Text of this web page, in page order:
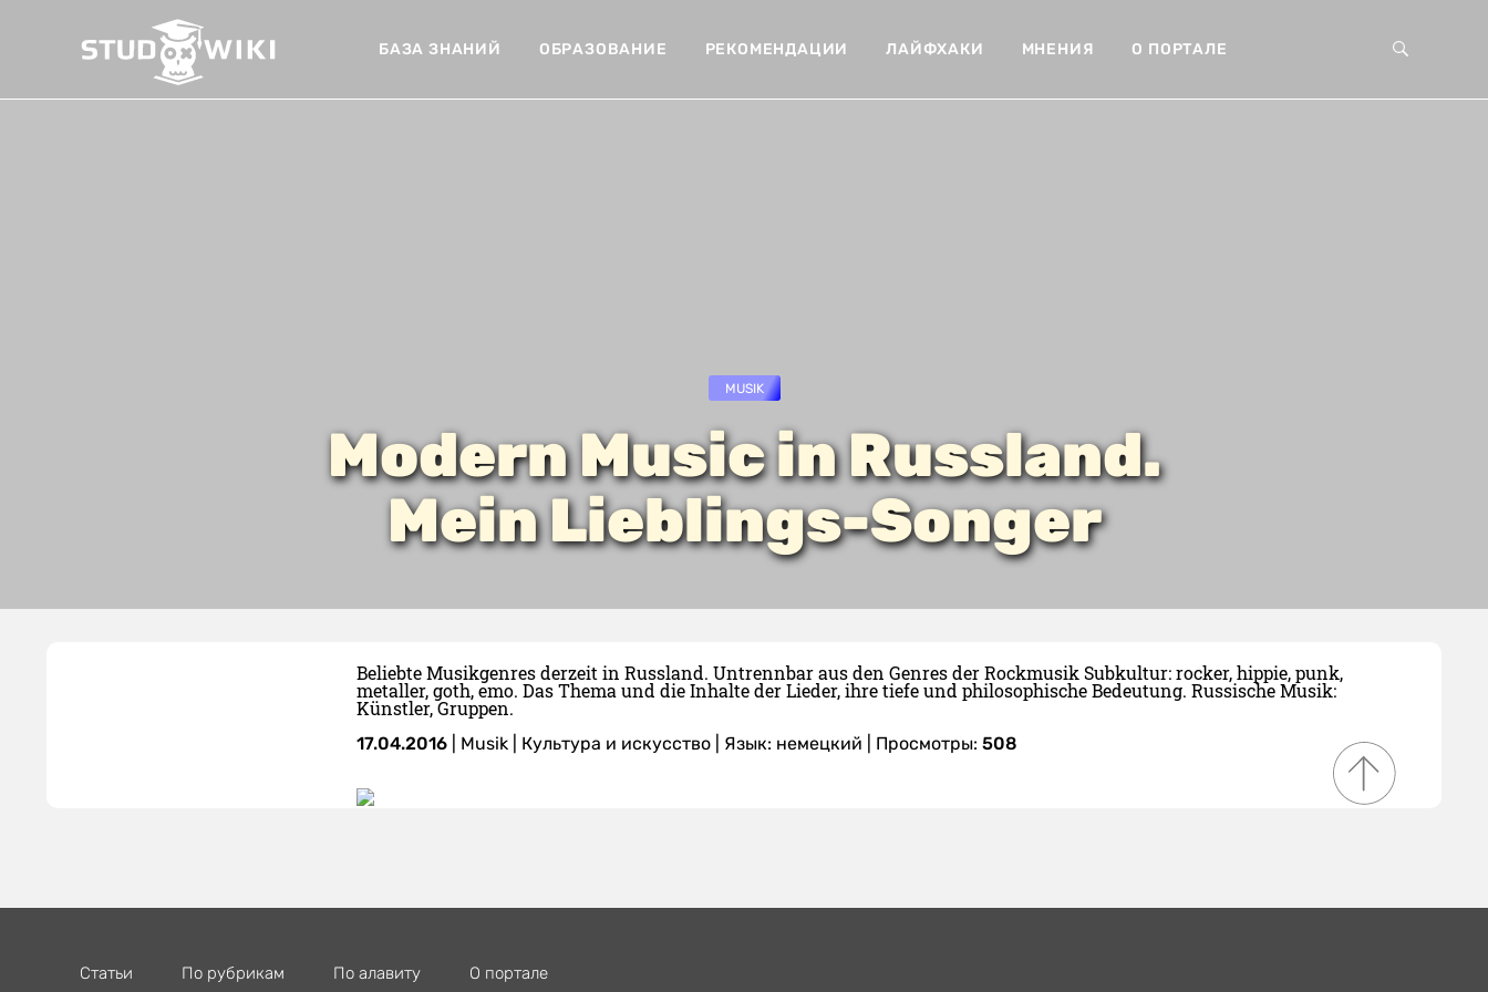
БАЗА ЗНАНИЙ ОБРАЗОВАНИЕ РЕКОМЕНДАЦИИ ЛАЙФХАКИ МНЕНИЯ О ПОРТАЛЕ
MUSIK
Modern Music in Russland.
Mein Lieblings-Sоnger
Beliebte Musikgenres derzeit in Russland. Untrennbar aus den Genres der Rockmusik Subkultur: rocker, hippie, punk,
metaller, goth, emo. Das Thema und die Inhalte der Lieder, ihre tiefe und philosophische Bedeutung. Russische Musik:
Künstler, Gruppen.
17.04.2016 Musik Культура и искусство Язык: немецкий | Просмотры: 508
Статьи По рубрикам По алавиту О портале